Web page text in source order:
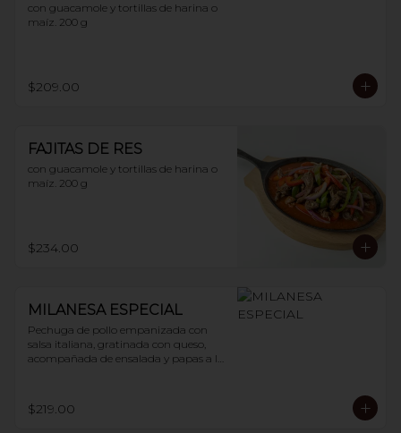
con guacamole y tortillas de harina o
maíz. 200 g
$209.00
FAJITAS DE RES
con guacamole y tortillas de harina o
maíz. 200 g
$234.00
MILANESA ESPECIAL
Pechuga de pollo empanizada con
salsa italiana, gratinada con queso,
acompañada de ensalada y papas a la
$219.00